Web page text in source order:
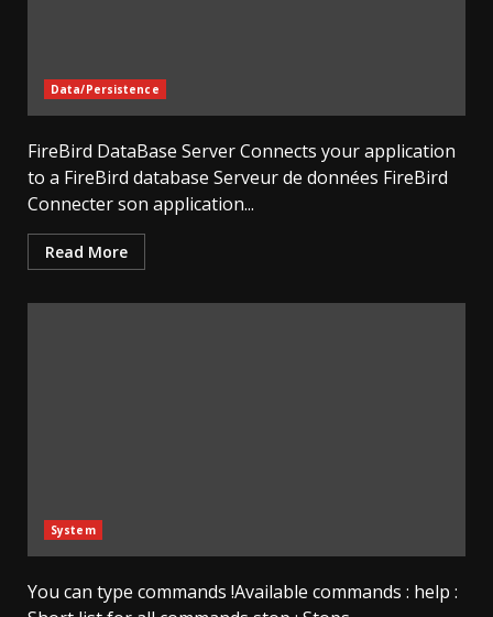
Data/Persistence
FireBird DataBase Server Connects your application
to a FireBird database Serveur de données FireBird
Connecter son application...
Read More
System
You can type commands !Available commands : help :